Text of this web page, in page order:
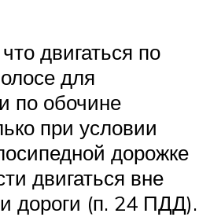
двигаться по
для
по обочине
при условии
дорожке
двигаться вне
дороги (п. 24 ПДД).